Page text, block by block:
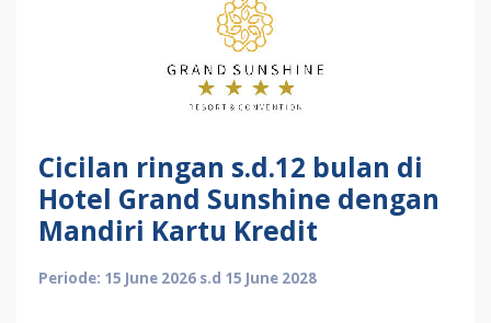
Cicilan ringan s.d.12 bulan di
Hotel Grand Sunshine dengan
Mandiri Kartu Kredit
Periode: 15 June 2026 s.d 15 June 2028